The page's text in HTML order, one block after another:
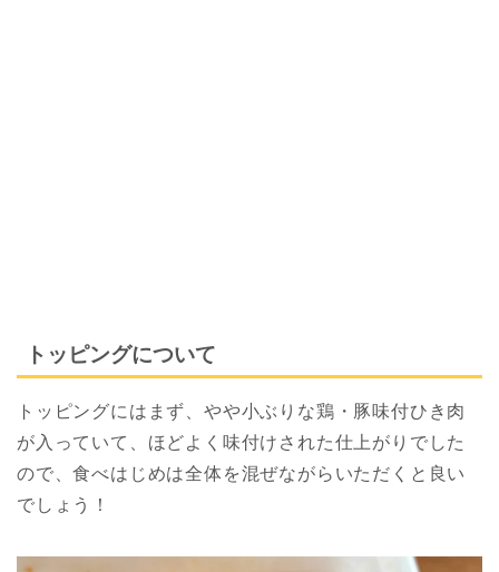
トッピングについて
トッピングにはまず、やや小ぶりな鶏・豚味付ひき肉
が入っていて、ほどよく味付けされた仕上がりでした
ので、食べはじめは全体を混ぜながらいただくと良い
でしょう！